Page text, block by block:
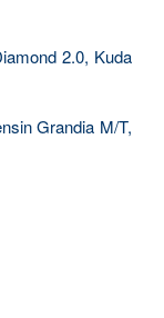
2.0, Kuda
Grandia M/T,